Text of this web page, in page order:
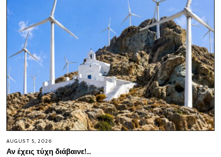
AUGUST 5, 2026
Αν έχεις τύχη διάβαινε!…